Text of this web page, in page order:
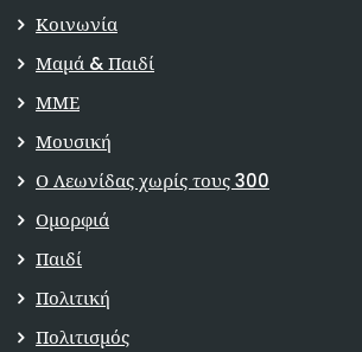
Κοινωνία
Μαμά & Παιδί
ΜΜΕ
Μουσική
Ο Λεωνίδας χωρίς τους 300
Ομορφιά
Παιδί
Πολιτική
Πολιτισμός